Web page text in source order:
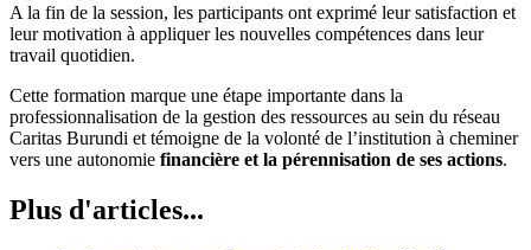
A la fin de la session, les participants ont exprimé leur satisfaction et
leur motivation à appliquer les nouvelles compétences dans leur
travail quotidien.
Cette formation marque une étape importante dans la
professionnalisation de la gestion des ressources au sein du réseau
Caritas Burundi et témoigne de la volonté de l’institution à cheminer
vers une autonomie financière et la pérennisation de ses actions.
Plus d'articles...